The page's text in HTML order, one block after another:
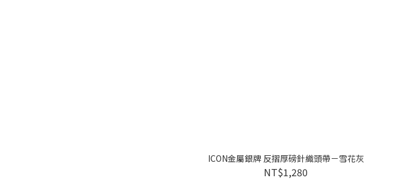
ICON金屬銀牌 反摺厚磅針織頭帶－雪花灰
NT$1,280